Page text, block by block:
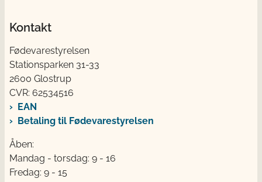
Kontakt
Fødevarestyrelsen
Stationsparken 31-33
2600 Glostrup
CVR: 62534516
EAN
Betaling til Fødevarestyrelsen
Åben:
Mandag - torsdag: 9 - 16
Fredag: 9 - 15